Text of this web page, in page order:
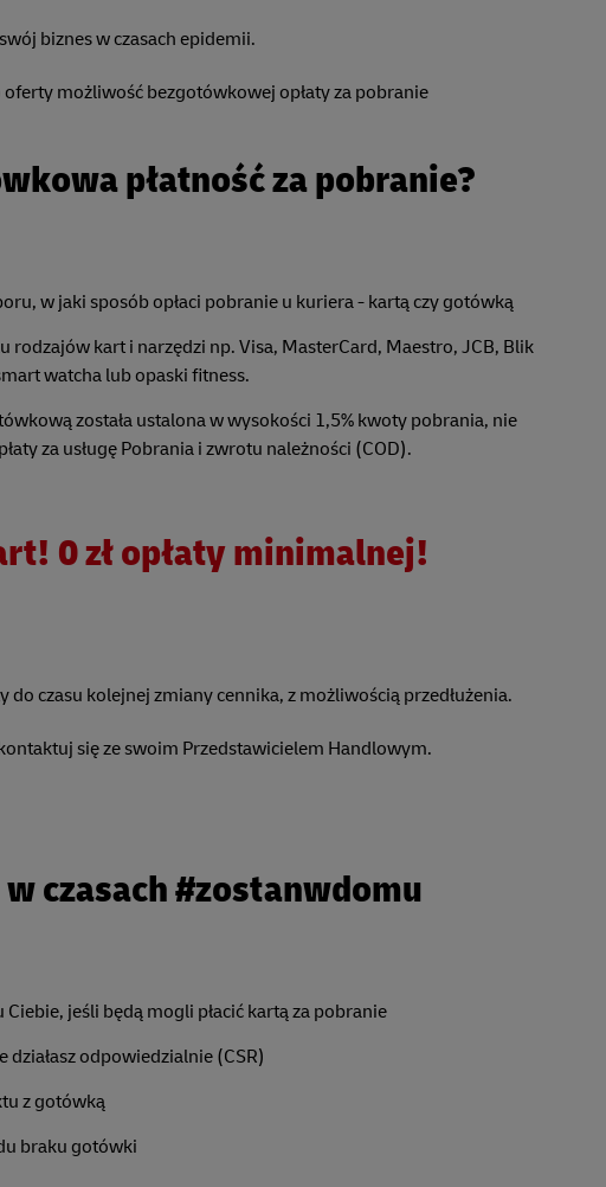
biznes w czasach epidemii.
możliwość bezgotówkowej opłaty za pobranie
płatność za pobranie?
w jaki sposób opłaci pobranie u kuriera - kartą czy gotówką
rodzajów kart i narzędzi np. Visa, MasterCard, Maestro, JCB, Blik
watcha lub opaski fitness.
została ustalona w wysokości 1,5% kwoty pobrania, nie
za usługę Pobrania i zwrotu należności (COD).
0 zł opłaty minimalnej!
czasu kolejnej zmiany cennika, z możliwością przedłużenia.
się ze swoim Przedstawicielem Handlowym.
czasach #zostanwdomu
jeśli będą mogli płacić kartą za pobranie
odpowiedzialnie (CSR)
z gotówką
braku gotówki